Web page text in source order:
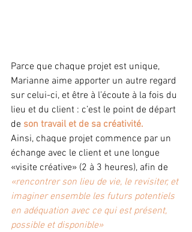
Parce que chaque projet est unique,
Marianne aime apporter un autre regard
sur celui-ci, et être à l’écoute à la fois du
lieu et du client : c’est le point de départ
de son travail et de sa créativité.
Ainsi, chaque projet commence par un
échange avec le client et une longue
«visite créative» (2 à 3 heures), afin de
«rencontrer son lieu de vie, le revisiter, et
imaginer ensemble les futurs potentiels
en adéquation avec ce qui est présent,
possible et disponible»